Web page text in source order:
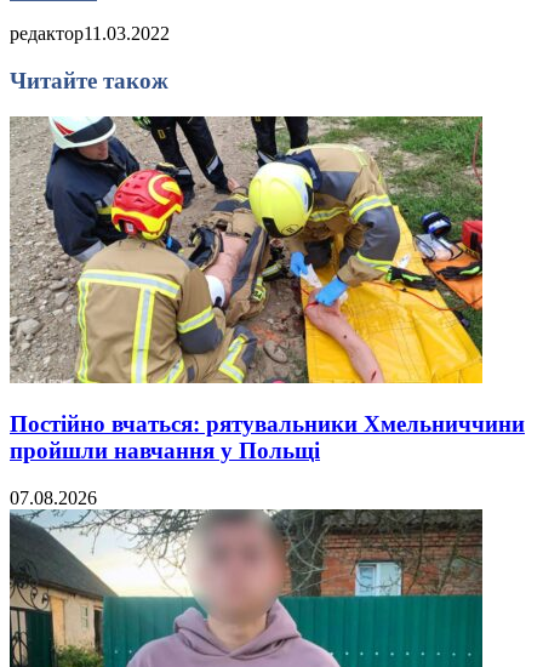
редактор11.03.2022
Читайте також
Постійно вчаться: рятувальники Хмельниччини
пройшли навчання у Польщі
07.08.2026